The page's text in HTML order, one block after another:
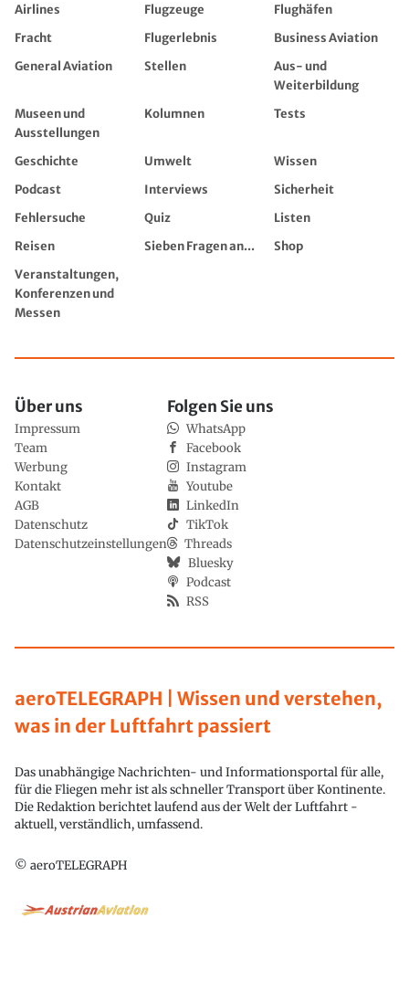
Airlines Flugzeuge
Flughäfen
Fracht
Flugerlebnis
Business Aviation
General Aviation
Stellen
Aus- und
Weiterbildung
Museen und
Ausstellungen
Kolumnen Tests
Geschichte Umwelt
Wissen
Podcast
Interviews
Sicherheit
Fehlersuche
Quiz
Listen
Reisen
Sieben Fragen an...
Shop
Veranstaltungen,
Konferenzen und
Messen
aeroTELEGRAPH | Wissen und verstehen,
was in der Luftfahrt passiert
Das unabhängige Nachrichten- und Informationsportal für alle,
für die Fliegen mehr ist als schneller Transport über Kontinente.
Die Redaktion berichtet laufend aus der Welt der Luftfahrt -
aktuell, verständlich, umfassend.
© aeroTELEGRAPH
Über uns
Impressum
Team
Werbung
Kontakt
AGB
Datenschutz
Datenschutzeinstellungen
Folgen Sie uns
WhatsApp
Facebook
Instagram
Youtube
LinkedIn
TikTok
Threads
Bluesky
Podcast
RSS